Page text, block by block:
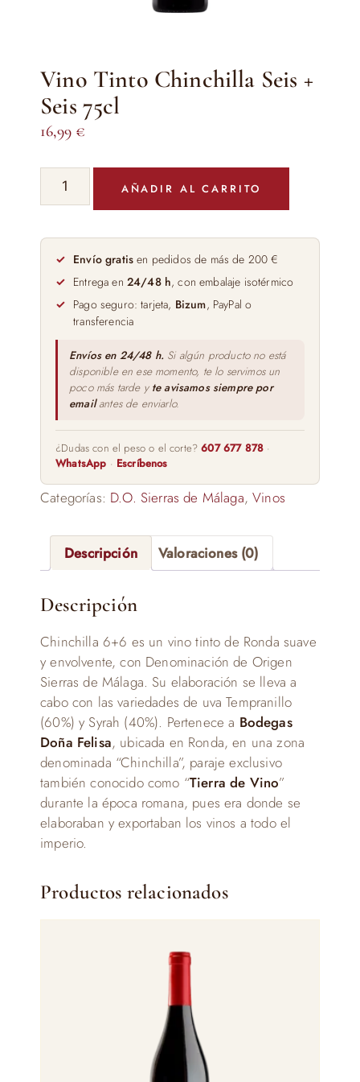
Vino Tinto Chinchilla Seis +
Seis 75cl
16,99 €
Vino
Tinto
Chinchilla
Seis
Seis
75cl
cantidad
AÑADIR AL CARRITO
Envío gratis en pedidos de más de 200 €
Entrega en 24/48 h, con embalaje isotérmico
Pago seguro: tarjeta, Bizum, PayPal o
transferencia
Envíos en 24/48 h. Si algún producto no está
disponible en ese momento, te lo servimos un
poco más tarde y te avisamos siempre por
emailantes de enviarlo.
¿Dudas con el peso o el corte?607 677 878 ·
WhatsApp · Escríbenos
Categorías: D.O. Sierras de Málaga,Vinos
Descripción Valoraciones (0)
Descripción
Chinchilla 6+6 es un vino tinto de Ronda suave
y envolvente, con Denominación de Origen
Sierras de Málaga. Su elaboración se lleva a
cabo con las variedades de uva Tempranillo
(60%) y Syrah (40%). Pertenece a Bodegas
Doña Felisa, ubicada en Ronda, en una zona
denominada “Chinchilla”, paraje exclusivo
también conocido como “Tierra de Vino”
durante la época romana, pues era donde se
elaboraban y exportaban los vinos a todo el
imperio.
Productos relacionados